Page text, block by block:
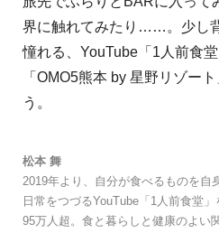
界に触れてみたり……。少し
憧れる、YouTube「1人前食
「OMO5熊本 by 星野リゾー
う。
松本 舞
2019年より、自分が食べるものを自
日常をつづるYouTube「1人前食堂
95万人超。食と暮らしと健康のよい